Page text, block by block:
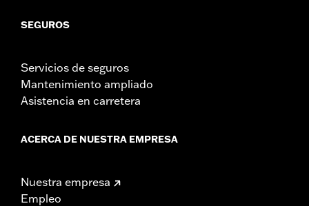
SEGUROS
Servicios de seguros
Mantenimiento ampliado
Asistencia en carretera
ACERCA DE NUESTRA EMPRESA
Nuestra empresa
Empleo